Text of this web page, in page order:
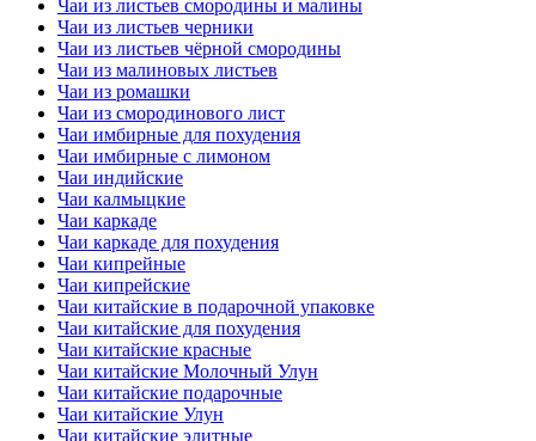
Чаи из листьев смородины и малины
Чаи из листьев черники
Чаи из листьев чёрной смородины
Чаи из малиновых листьев
Чаи из ромашки
Чаи из смородинового лист
Чаи имбирные для похудения
Чаи имбирные с лимоном
Чаи индийские
Чаи калмыцкие
Чаи каркаде
Чаи каркаде для похудения
Чаи кипрейные
Чаи кипрейские
Чаи китайские в подарочной упаковке
Чаи китайские для похудения
Чаи китайские красные
Чаи китайские Молочный Улун
Чаи китайские подарочные
Чаи китайские Улун
Чаи китайские элитные